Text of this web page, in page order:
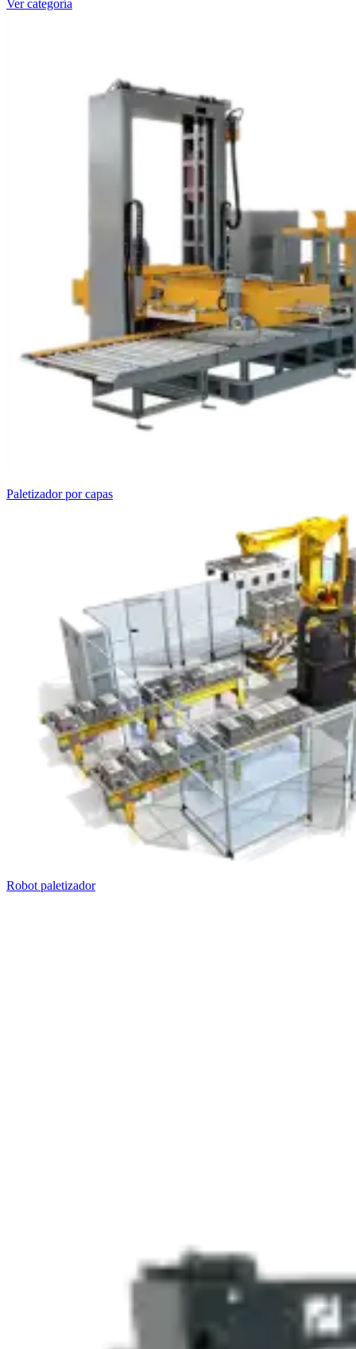
Ver categoría
Paletizador por capas
Robot paletizador